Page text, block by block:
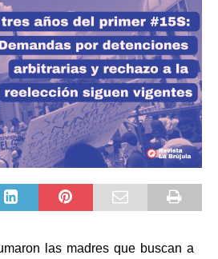
las madres que buscan a